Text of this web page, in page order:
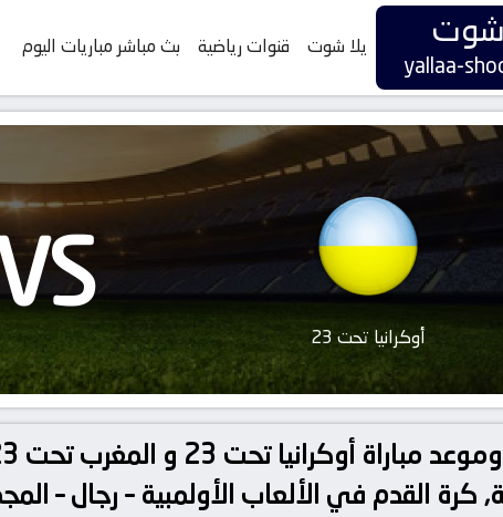
شوت
yallaa-
يلا شوت قنوات رياضية بث مباشر مباريات اليوم
أوكرانيا تحت 23
كرة القدم في الألعاب الأولمبية – رجال –